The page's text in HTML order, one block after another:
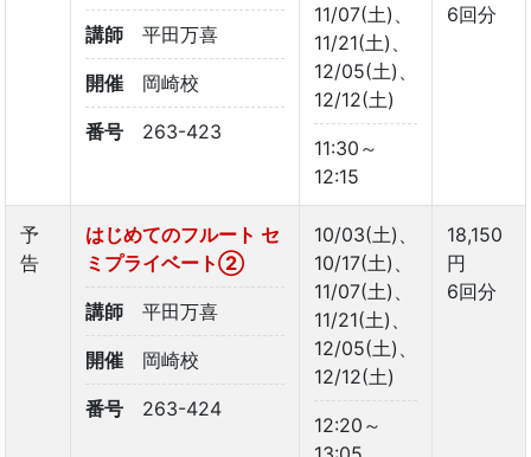
講師 平田万喜
開催 岡崎校
番号 263-423
11/07(土)、
11/21(土)、
12/05(土)、
12/12(土)
11:30～
12:15
6回分
予
告
はじめてのフルート セ
ミプライベート②
講師 平田万喜
開催 岡崎校
番号 263-424
10/03(土)、
10/17(土)、
11/07(土)、
11/21(土)、
12/05(土)、
12/12(土)
12:20～
18,150
円
6回分